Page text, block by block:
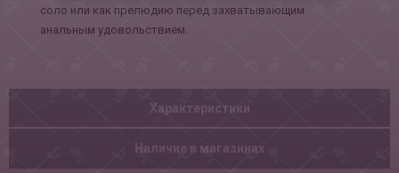
соло или как прелюдию перед захватывающим
анальным удовольствием.
Характеристики
Наличие в магазинах